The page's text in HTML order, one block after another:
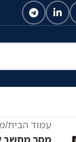
עמוד הבית/